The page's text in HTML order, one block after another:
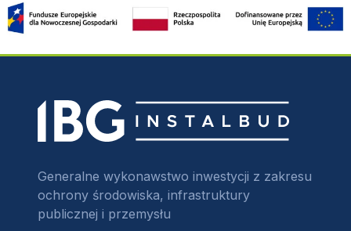
Generalne wykonawstwo inwestycji z zakresu
ochrony środowiska, infrastruktury
publicznej i przemysłu